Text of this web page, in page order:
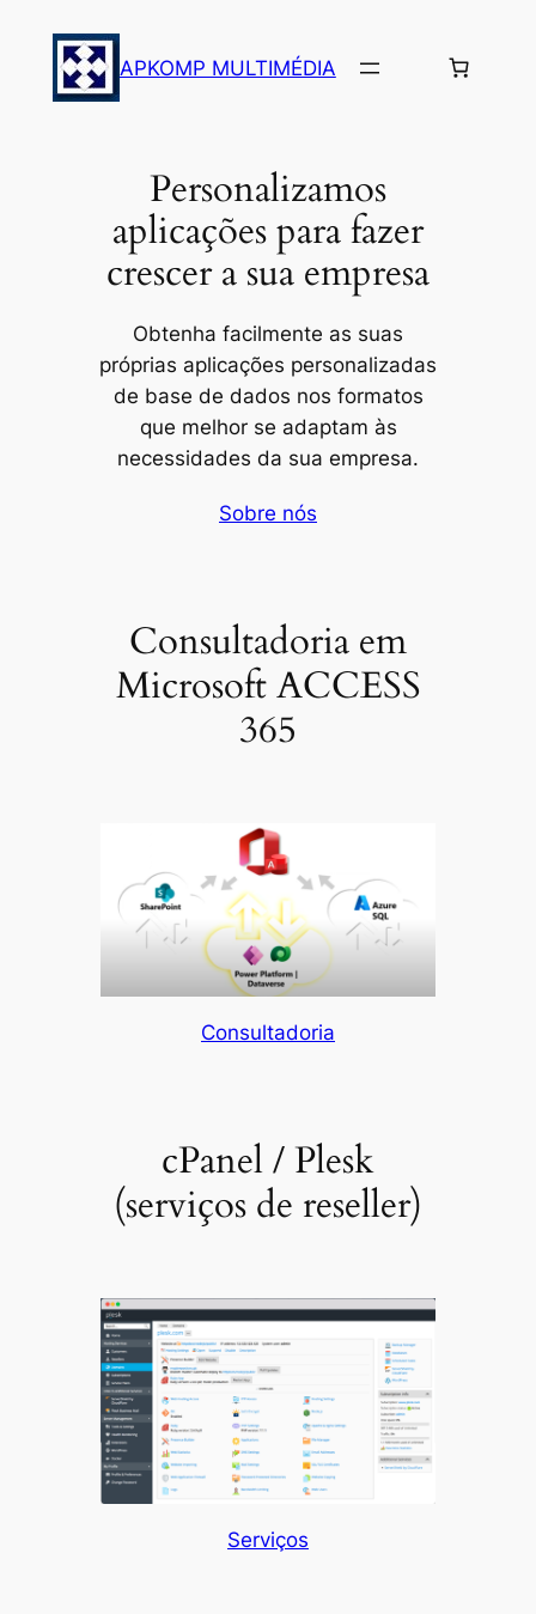
APKOMP MULTIMÉDIA
Personalizamos
aplicações para fazer
crescer a sua empresa
Obtenha facilmente as suas
próprias aplicações personalizadas
de base de dados nos formatos
que melhor se adaptam às
necessidades da sua empresa.
Sobre nós
Consultadoria em
Microsoft ACCESS
365
Consultadoria
cPanel / Plesk
(serviços de reseller)
Serviços